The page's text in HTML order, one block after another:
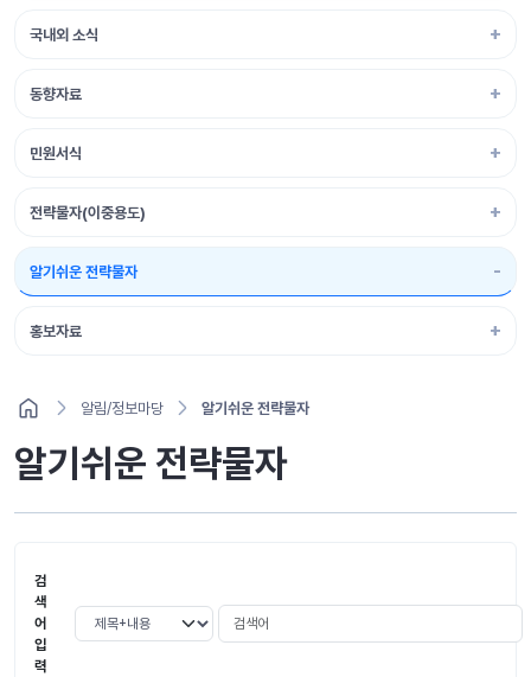
국내외 소식
동향자료
민원서식
전략물자(이중용도)
알기쉬운 전략물자
홍보자료
알림/정보마당 알기쉬운 전략물자
알기쉬운 전략물자
검
색
어
입
력
검색 조건 선택 검색어